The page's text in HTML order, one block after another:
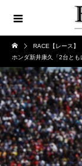
RACE【レース】
ホンダ新井康久「2台とも